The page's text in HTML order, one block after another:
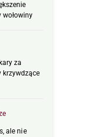
wołowiny
za
ale nie